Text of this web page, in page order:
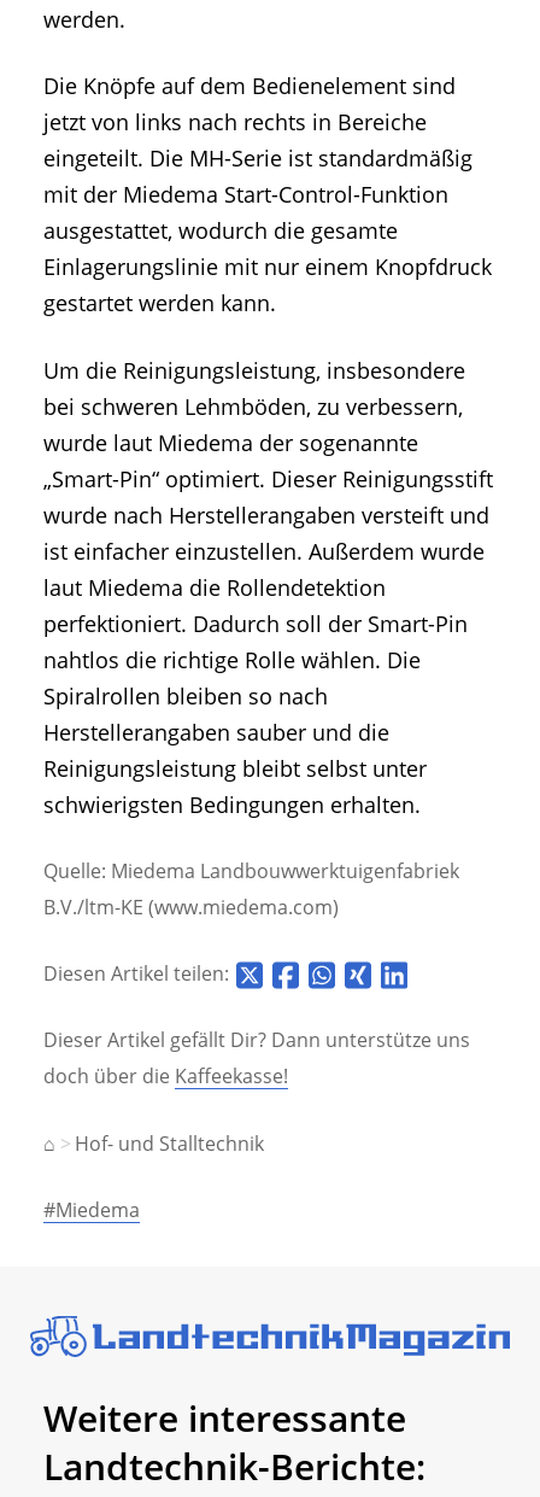
werden.
Die Knöpfe auf dem Bedienelement sind
jetzt von links nach rechts in Bereiche
eingeteilt. Die MH-Serie ist standardmäßig
mit der Miedema Start-Control-Funktion
ausgestattet, wodurch die gesamte
Einlagerungslinie mit nur einem Knopfdruck
gestartet werden kann.
Um die Reinigungsleistung, insbesondere
bei schweren Lehmböden, zu verbessern,
wurde laut Miedema der sogenannte
„Smart-Pin“ optimiert. Dieser Reinigungsstift
wurde nach Herstellerangaben versteift und
ist einfacher einzustellen. Außerdem wurde
laut Miedema die Rollendetektion
perfektioniert. Dadurch soll der Smart-Pin
nahtlos die richtige Rolle wählen. Die
Spiralrollen bleiben so nach
Herstellerangaben sauber und die
Reinigungsleistung bleibt selbst unter
schwierigsten Bedingungen erhalten.
Quelle: Miedema Landbouwwerktuigenfabriek
B.V./ltm-KE (www.miedema.com)
Diesen Artikel teilen:
Dieser Artikel gefällt Dir? Dann unterstütze uns
doch über die Kaffeekasse!
⌂ Hof- und Stalltechnik
#Miedema
Weitere interessante
Landtechnik-Berichte: